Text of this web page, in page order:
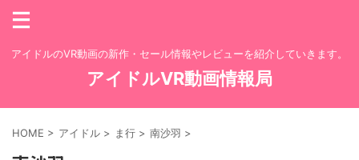
アイドルのVR動画の新作・セール情報やレビューを紹介していきます。
アイドルVR動画情報局
HOME > アイドル > ま行 > 南沙羽 >